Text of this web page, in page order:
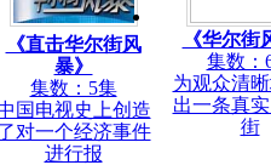
《直击华尔街风
暴》
集数：5集
国电视史上创造
对一个经济事件
进行报
《华尔街
集数：
为观众清
出一条真
街